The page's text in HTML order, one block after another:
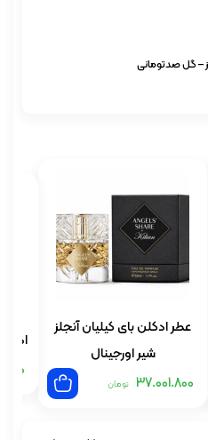
– گل صدتومانی
عطر ادکلن بای کیلیان آنجلز
شیر اورجینال
37.001.800 تومان